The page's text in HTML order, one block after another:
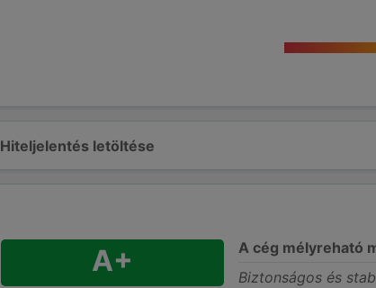
Hiteljelentés letöltése
A+ A cég mélyreható
Biztonságos és